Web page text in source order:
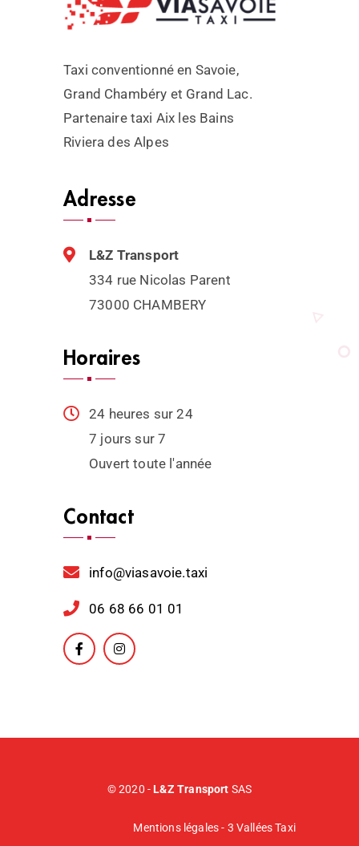
Taxi conventionné en Savoie,
Grand Chambéry et Grand Lac.
Partenaire taxi Aix les Bains
Riviera des Alpes
Adresse
L&Z Transport
334 rue Nicolas Parent
73000 CHAMBERY
Horaires
24 heures sur 24
7 jours sur 7
Ouvert toute l'année
Contact
info@viasavoie.taxi
06 68 66 01 01
© 2020 - L&Z Transport SAS
Mentions légales - 3 Vallées Taxi